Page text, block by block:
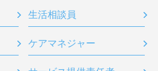
生活相談員
ケアマネジャー